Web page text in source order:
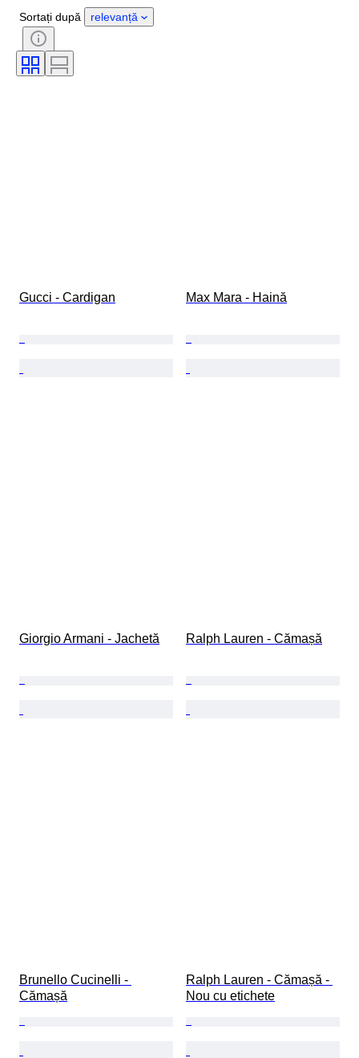
Stare
Stil
Culoare
Mărimea hainelor
Eră
Sortați după relevanță
Gucci - Cardigan Max Mara - Haină
Giorgio Armani - Jachetă Ralph Lauren - Cămașă
Brunello Cucinelli -
Cămașă
Ralph Lauren - Cămașă -
Nou cu etichete